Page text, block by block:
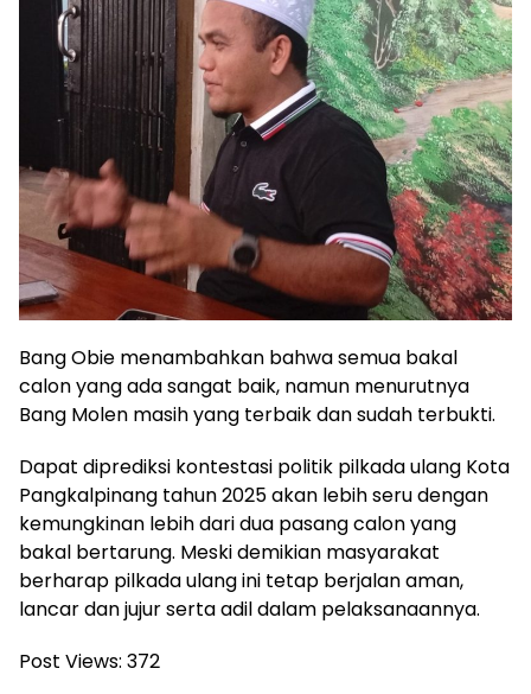
Bang Obie menambahkan bahwa semua bakal
calon yang ada sangat baik, namun menurutnya
Bang Molen masih yang terbaik dan sudah terbukti.
Dapat diprediksi kontestasi politik pilkada ulang Kota
Pangkalpinang tahun 2025 akan lebih seru dengan
kemungkinan lebih dari dua pasang calon yang
bakal bertarung. Meski demikian masyarakat
berharap pilkada ulang ini tetap berjalan aman,
lancar dan jujur serta adil dalam pelaksanaannya.
Post Views: 372